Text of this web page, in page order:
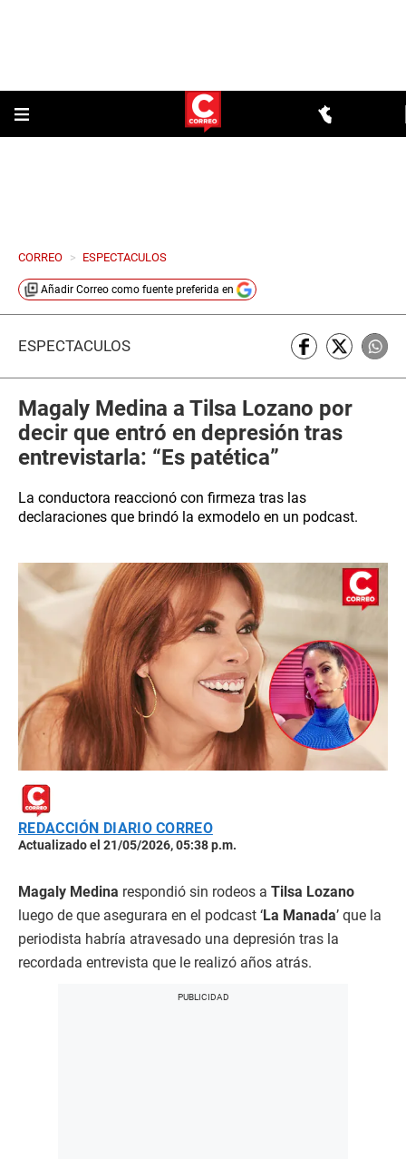
CORREO > ESPECTACULOS
Añadir Correo como fuente preferida en
ESPECTÁCULOS
Magaly Medina a Tilsa Lozano por
decir que entró en depresión tras
entrevistarla: “Es patética”
La conductora reaccionó con firmeza tras las
declaraciones que brindó la exmodelo en un podcast.
REDACCIÓN DIARIO CORREO
Actualizado el 21/05/2026, 05:38 p.m.
Magaly Medina respondió sin rodeos a Tilsa Lozano
luego de que asegurara en el podcast ‘La Manada’ que la
periodista habría atravesado una depresión tras la
recordada entrevista que le realizó años atrás.